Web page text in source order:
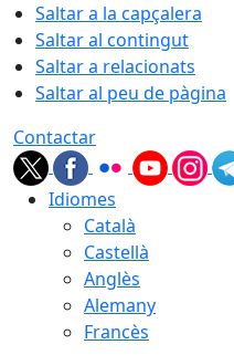
Saltar a la capçalera
Saltar al contingut
Saltar a relacionats
Saltar al peu de pàgina
Contactar
Idiomes
Català
Castellà
Anglès
Alemany
Francès